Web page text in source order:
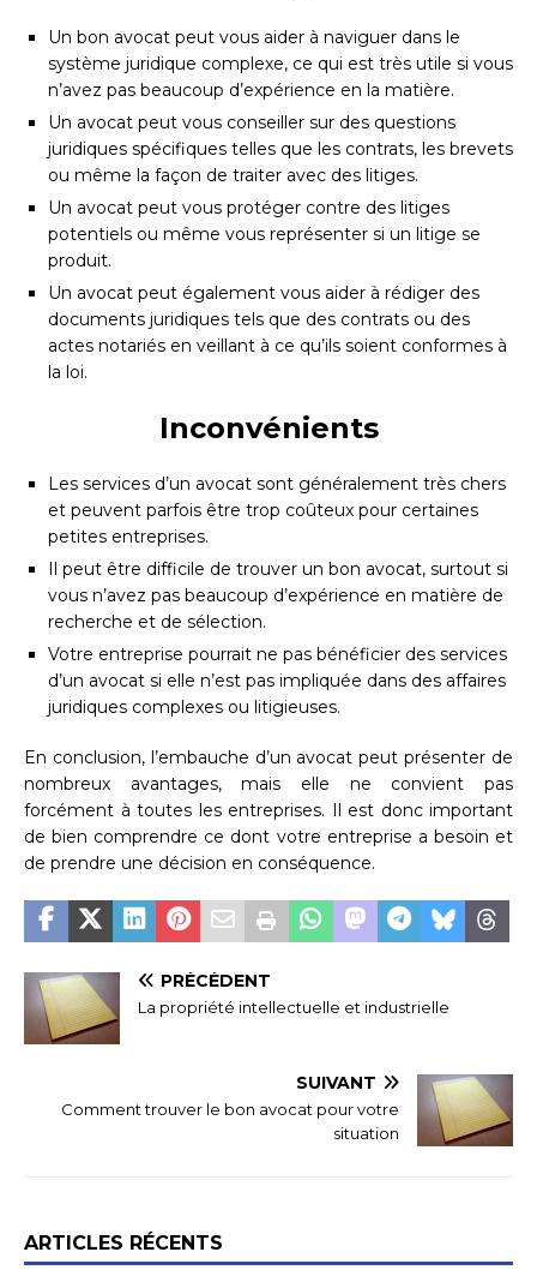
Un bon avocat peut vous aider à naviguer dans le
système juridique complexe, ce qui est très utile si vous
n’avez pas beaucoup d’expérience en la matière.
Un avocat peut vous conseiller sur des questions
juridiques spécifiques telles que les contrats, les brevets
ou même la façon de traiter avec des litiges.
Un avocat peut vous protéger contre des litiges
potentiels ou même vous représenter si un litige se
produit.
Un avocat peut également vous aider à rédiger des
documents juridiques tels que des contrats ou des
actes notariés en veillant à ce qu’ils soient conformes à
la loi.
Inconvénients
Les services d’un avocat sont généralement très chers
et peuvent parfois être trop coûteux pour certaines
petites entreprises.
Il peut être difficile de trouver un bon avocat, surtout si
vous n’avez pas beaucoup d’expérience en matière de
recherche et de sélection.
Votre entreprise pourrait ne pas bénéficier des services
d’un avocat si elle n’est pas impliquée dans des affaires
juridiques complexes ou litigieuses.
En conclusion, l’embauche d’un avocat peut présenter de
nombreux avantages, mais elle ne convient pas
forcément à toutes les entreprises. Il est donc important
de bien comprendre ce dont votre entreprise a besoin et
de prendre une décision en conséquence.
PRÉCÉDENT
La propriété intellectuelle et industrielle
SUIVANT
Comment trouver le bon avocat pour votre
situation
ARTICLES RÉCENTS